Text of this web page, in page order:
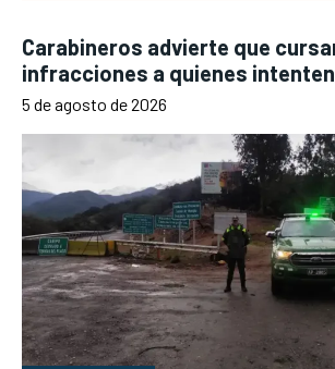
Carabineros advierte que
infracciones a quienes
5 de agosto de 2026